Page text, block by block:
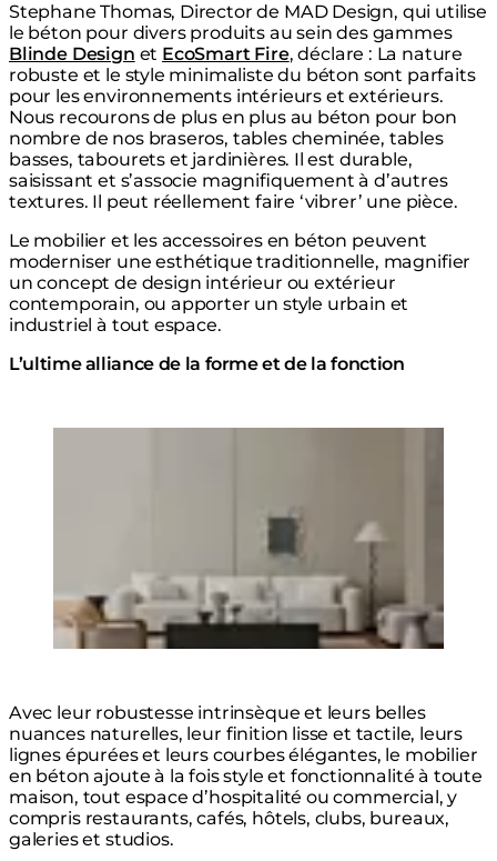
Stephane Thomas, Director de MAD Design, qui utilise
le béton pour divers produits au sein des gammes
Blinde Design et EcoSmart Fire, déclare : La nature
robuste et le style minimaliste du béton sont parfaits
pour les environnements intérieurs et extérieurs.
Nous recourons de plus en plus au béton pour bon
nombre de nos braseros, tables cheminée, tables
basses, tabourets et jardinières. Il est durable,
saisissant et s’associe magnifiquement à d’autres
textures. Il peut réellement faire ‘vibrer’ une pièce.
Le mobilier et les accessoires en béton peuvent
moderniser une esthétique traditionnelle, magnifier
un concept de design intérieur ou extérieur
contemporain, ou apporter un style urbain et
industriel à tout espace.
L’ultime alliance de la forme et de la fonction
Avec leur robustesse intrinsèque et leurs belles
nuances naturelles, leur finition lisse et tactile, leurs
lignes épurées et leurs courbes élégantes, le mobilier
en béton ajoute à la fois style et fonctionnalité à toute
maison, tout espace d’hospitalité ou commercial, y
compris restaurants, cafés, hôtels, clubs, bureaux,
galeries et studios.